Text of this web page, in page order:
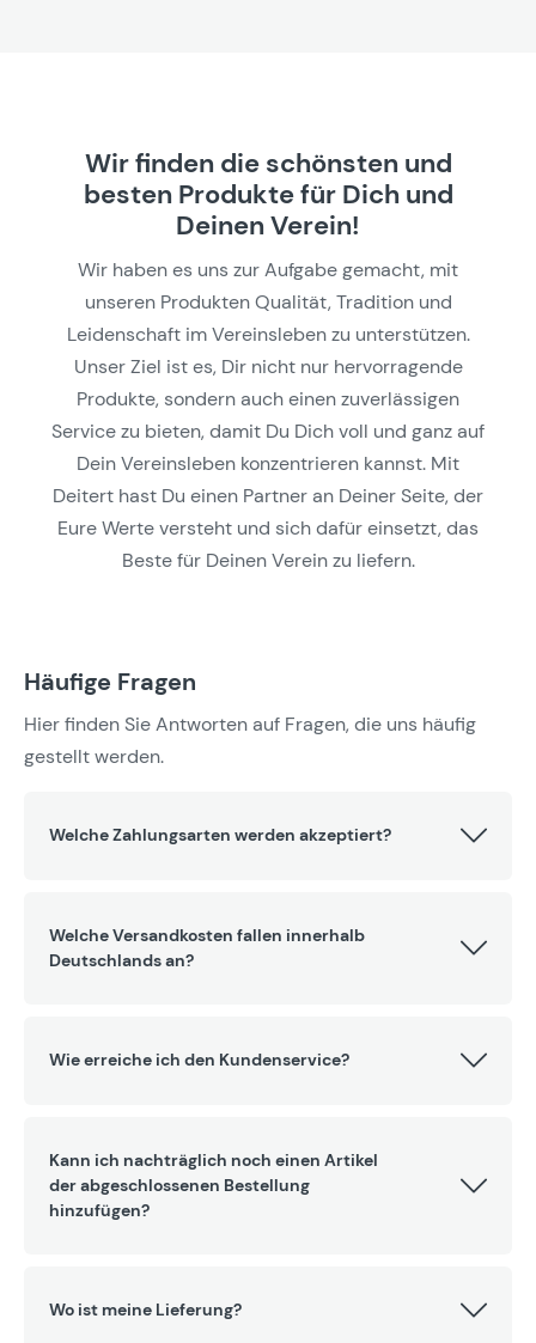
Wir finden die schönsten und
besten Produkte für Dich und
Deinen Verein!
Wir haben es uns zur Aufgabe gemacht, mit
unseren Produkten Qualität, Tradition und
Leidenschaft im Vereinsleben zu unterstützen.
Unser Ziel ist es, Dir nicht nur hervorragende
Produkte, sondern auch einen zuverlässigen
Service zu bieten, damit Du Dich voll und ganz auf
Dein Vereinsleben konzentrieren kannst. Mit
Deitert hast Du einen Partner an Deiner Seite, der
Eure Werte versteht und sich dafür einsetzt, das
Beste für Deinen Verein zu liefern.
Häufige Fragen
Hier finden Sie Antworten auf Fragen, die uns häufig
gestellt werden.
Welche Zahlungsarten werden akzeptiert?
Welche Versandkosten fallen innerhalb
Deutschlands an?
Wie erreiche ich den Kundenservice?
Kann ich nachträglich noch einen Artikel
der abgeschlossenen Bestellung
hinzufügen?
Wo ist meine Lieferung?